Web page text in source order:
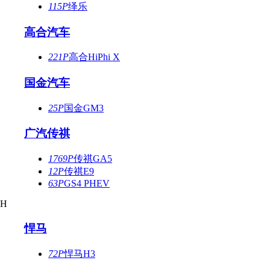
115P绎乐
高合汽车
221P高合HiPhi X
国金汽车
25P国金GM3
广汽传祺
1769P传祺GA5
12P传祺E9
63PGS4 PHEV
H
悍马
72P悍马H3